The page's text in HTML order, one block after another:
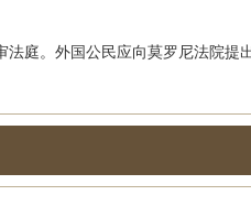
。外国公民应向莫罗尼法院提